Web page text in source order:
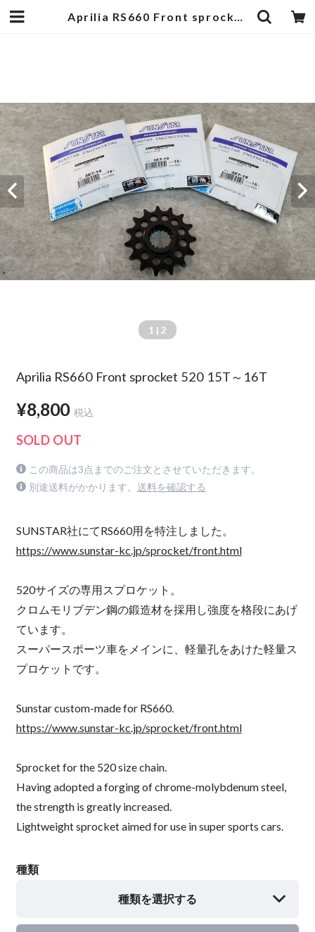
Aprilia RS660 Front sprocket 520 15T～16T | egukengarage
1 | 2
Aprilia RS660 Front sprocket 520 15T～16T
¥8,800 税込
SOLD OUT
この商品は3点までのご注文とさせていただきます。
別途送料がかかります。 送料を確認する
SUNSTAR社にてRS660用を特注しました。
https://www.sunstar-kc.jp/sprocket/front.html
520サイズの専用スプロケット。
クロムモリブデン鋼の鍛造材を採用し強度を格段にあげ
ています。
スーパースポーツ車をメインに、軽量孔をあけた軽量ス
プロケットです。
Sunstar custom-made for RS660.
https://www.sunstar-kc.jp/sprocket/front.html
Sprocket for the 520 size chain.
Having adopted a forging of chrome-molybdenum steel,
the strength is greatly increased.
Lightweight sprocket aimed for use in super sports cars.
種類
種類を選択する